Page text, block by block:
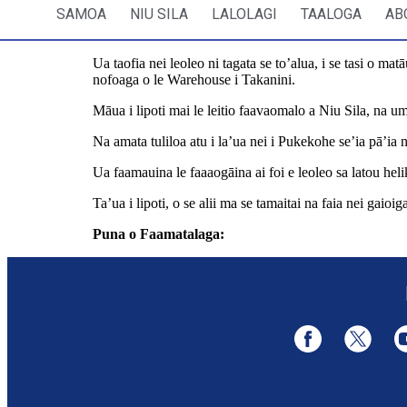
SAMOA NIU SILA LALOLAGI TAALOGA
Ua taofia nei leoleo ni tagata se to’alua, i se tasi o
nofoaga o le Warehouse i Takanini.
Māua i lipoti mai le leitio faavaomalo a Niu Sila, na
Na amata tuliloa atu i la’ua nei i Pukekohe se’ia
Ua faamauina le faaaogāina ai foi e leoleo sa latou
Ta’ua i lipoti, o se alii ma se tamaitai na faia nei
Puna o Faamatalaga: